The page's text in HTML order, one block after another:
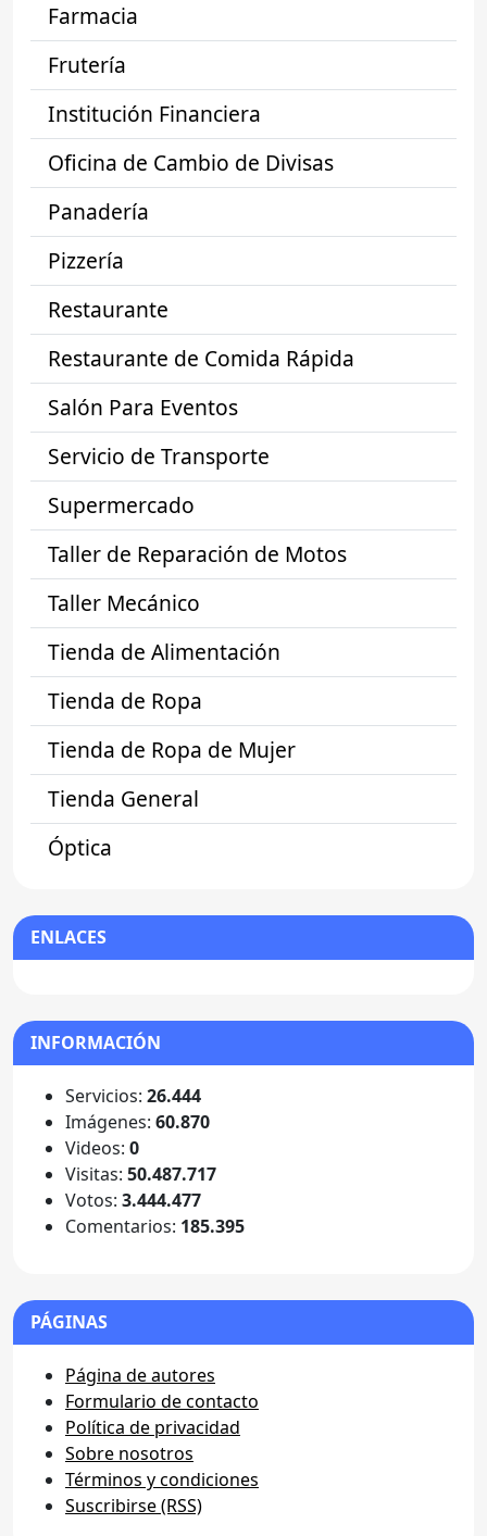
Farmacia
Frutería
Institución Financiera
Oficina de Cambio de Divisas
Panadería
Pizzería
Restaurante
Restaurante de Comida Rápida
Salón Para Eventos
Servicio de Transporte
Supermercado
Taller de Reparación de Motos
Taller Mecánico
Tienda de Alimentación
Tienda de Ropa
Tienda de Ropa de Mujer
Tienda General
Óptica
ENLACES
INFORMACIÓN
Servicios: 26.444
Imágenes: 60.870
Videos: 0
Visitas: 50.487.717
Votos: 3.444.477
Comentarios: 185.395
PÁGINAS
Página de autores
Formulario de contacto
Política de privacidad
Sobre nosotros
Términos y condiciones
Suscribirse (RSS)